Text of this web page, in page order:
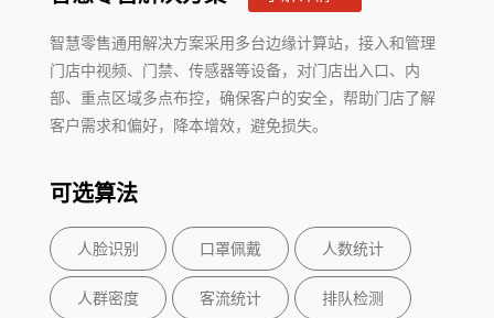
智慧零售通用解决方案采用多台边缘计算站，接入和管理
门店中视频、门禁、传感器等设备，对门店出入口、内
部、重点区域多点布控，确保客户的安全，帮助门店了解
客户需求和偏好，降本增效，避免损失。
可选算法
人脸识别 口罩佩戴 人数统计
人群密度 客流统计 排队检测